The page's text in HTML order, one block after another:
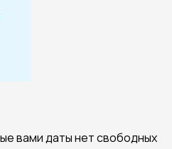
вами даты нет свободных